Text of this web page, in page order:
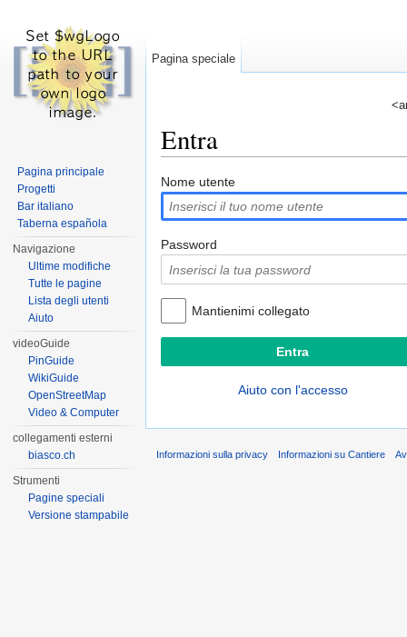
Entra
Nome utente
Password
Mantienimi collegato
Aiuto con l'accesso
Pagina speciale
Pagina principale
Progetti
Bar italiano
Taberna española
Navigazione
Ultime modifiche
Tutte le pagine
Lista degli utenti
Aiuto
videoGuide
PinGuide
WikiGuide
OpenStreetMap
Video & Computer
collegamenti esterni
biasco.ch
Strumenti
Pagine speciali
Versione stampabile
Informazioni sulla privacy Informazioni su Cantiere